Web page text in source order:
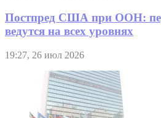
Постпред США при ООН:
ведутся на всех уровнях
19:27, 26 июл 2026